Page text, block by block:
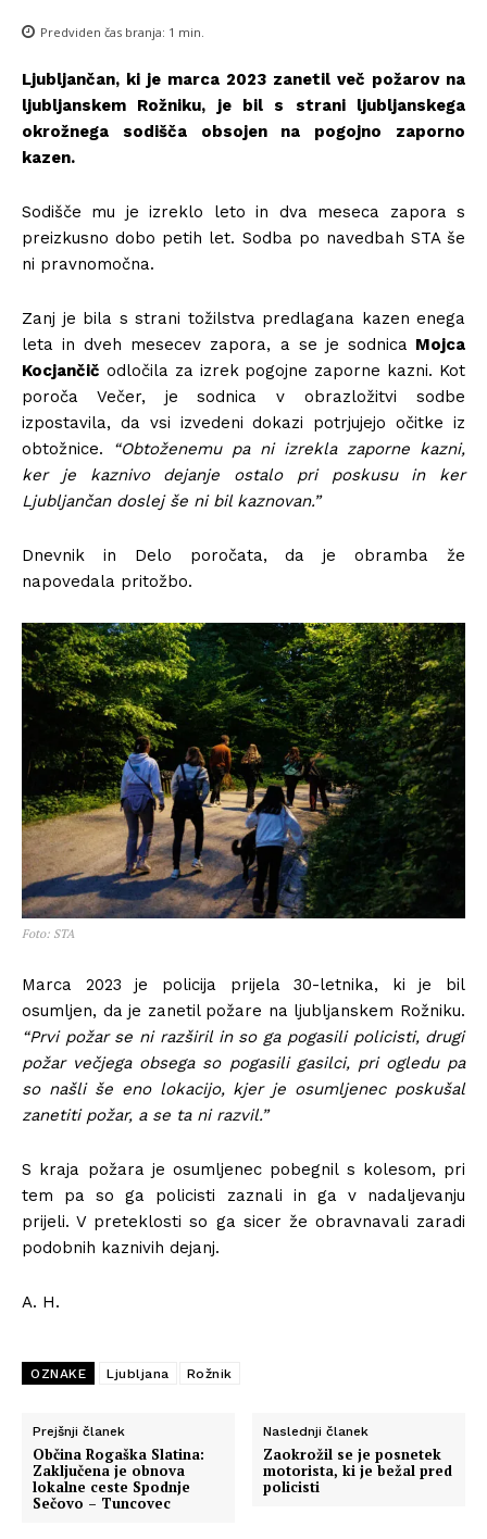
Predviden čas branja: 1 min.
Ljubljančan, ki je marca 2023 zanetil več požarov na
ljubljanskem Rožniku, je bil s strani ljubljanskega
okrožnega sodišča obsojen na pogojno zaporno
kazen.
Sodišče mu je izreklo leto in dva meseca zapora s
preizkusno dobo petih let. Sodba po navedbah STA še
ni pravnomočna.
Zanj je bila s strani tožilstva predlagana kazen enega
leta in dveh mesecev zapora, a se je sodnica Mojca
Kocjančič odločila za izrek pogojne zaporne kazni. Kot
poroča Večer, je sodnica v obrazložitvi sodbe
izpostavila, da vsi izvedeni dokazi potrjujejo očitke iz
obtožnice.
“Obtoženemu pa ni izrekla zaporne kazni,
ker je kaznivo dejanje ostalo pri poskusu in ker
Ljubljančan doslej še ni bil kaznovan.”
Dnevnik in Delo poročata, da je obramba že
napovedala pritožbo.
Foto: STA
Marca 2023 je policija prijela 30-letnika, ki je bil
osumljen, da je zanetil požare na ljubljanskem Rožniku.
“Prvi požar se ni razširil in so ga pogasili policisti, drugi
požar večjega obsega so pogasili gasilci, pri ogledu pa
so našli še eno lokacijo, kjer je osumljenec poskušal
zanetiti požar, a se ta ni razvil.”
S kraja požara je osumljenec pobegnil s kolesom, pri
tem pa so ga policisti zaznali in ga v nadaljevanju
prijeli. V preteklosti so ga sicer že obravnavali zaradi
podobnih kaznivih dejanj.
A. H.
OZNAKE Ljubljana Rožnik
Prejšnji članek
Občina Rogaška Slatina:
Zaključena je obnova
lokalne ceste Spodnje
Sečovo – Tuncovec
Naslednji članek
Zaokrožil se je posnetek
motorista, ki je bežal pred
policisti